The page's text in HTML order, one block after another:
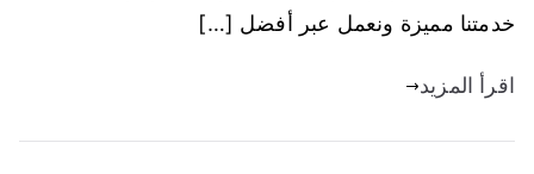
خدمتنا مميزة ونعمل عبر أفضل […]
اقرأ المزيد